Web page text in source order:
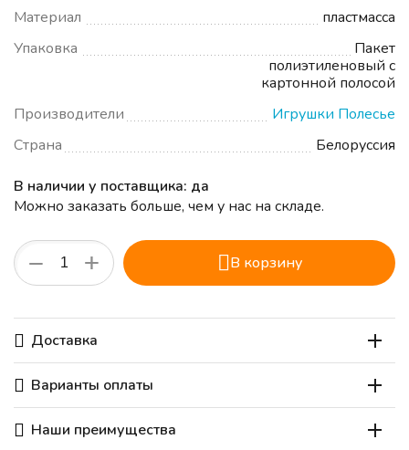
Материал
пластмасса
Упаковка
Пакет
полиэтиленовый с
картонной полосой
Производители
Игрушки Полесье
Страна
Белоруссия
В наличии у поставщика: да
Можно заказать больше, чем у нас на складе.
+
− В корзину
Доставка
Варианты оплаты
Наши преимущества